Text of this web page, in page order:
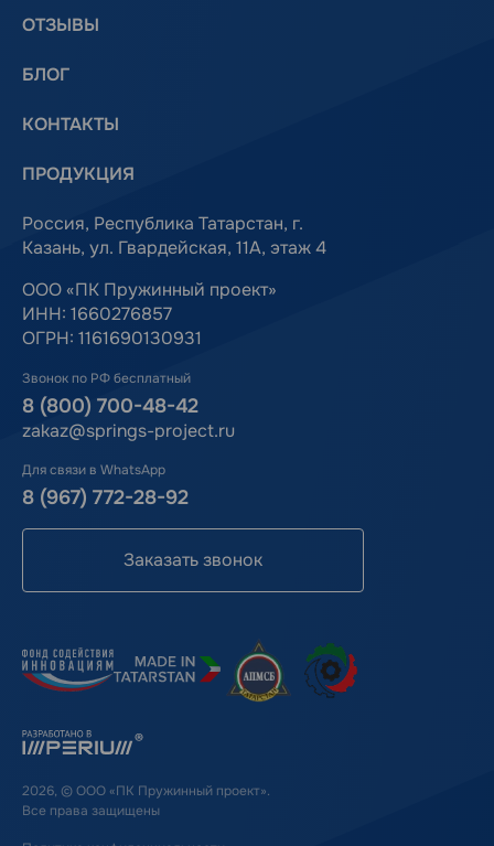
ОТЗЫВЫ
БЛОГ
КОНТАКТЫ
ПРОДУКЦИЯ
Россия, Республика Татарстан, г.
Казань, ул. Гвардейская, 11А, этаж 4
ООО «ПК Пружинный проект»
ИНН: 1660276857
ОГРН: 1161690130931
Звонок по РФ бесплатный
8 (800) 700-48-42
zakaz@springs-project.ru
Для связи в WhatsApp
8 (967) 772-28-92
Заказать звонок
2026, © ООО «ПК Пружинный проект».
Все права защищены